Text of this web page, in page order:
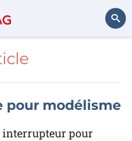
pour modélisme
interrupteur pour